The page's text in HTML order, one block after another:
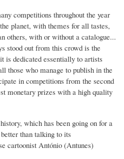
competitions throughout the year
planet, with themes for all tastes,
others, with or without a catalogue...
stood out from this crowd is the
is dedicated essentially to artists
those who manage to publish in the
in competitions from the second
monetary prizes with a high quality
which has been going on for a
than talking to its
cartoonist António (Antunes)